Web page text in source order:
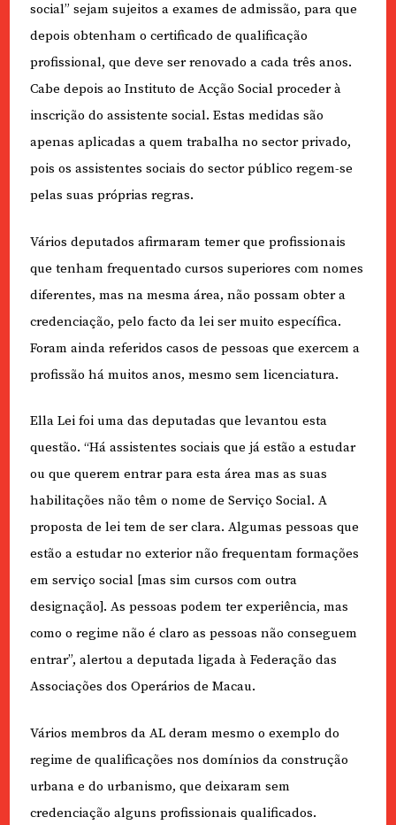
social” sejam sujeitos a exames de admissão, para que
depois obtenham o certificado de qualificação
profissional, que deve ser renovado a cada três anos.
Cabe depois ao Instituto de Acção Social proceder à
inscrição do assistente social. Estas medidas são
apenas aplicadas a quem trabalha no sector privado,
pois os assistentes sociais do sector público regem-se
pelas suas próprias regras.
Vários deputados afirmaram temer que profissionais
que tenham frequentado cursos superiores com nomes
diferentes, mas na mesma área, não possam obter a
credenciação, pelo facto da lei ser muito específica.
Foram ainda referidos casos de pessoas que exercem a
profissão há muitos anos, mesmo sem licenciatura.
Ella Lei foi uma das deputadas que levantou esta
questão. “Há assistentes sociais que já estão a estudar
ou que querem entrar para esta área mas as suas
habilitações não têm o nome de Serviço Social. A
proposta de lei tem de ser clara. Algumas pessoas que
estão a estudar no exterior não frequentam formações
em serviço social [mas sim cursos com outra
designação]. As pessoas podem ter experiência, mas
como o regime não é claro as pessoas não conseguem
entrar”, alertou a deputada ligada à Federação das
Associações dos Operários de Macau.
Vários membros da AL deram mesmo o exemplo do
regime de qualificações nos domínios da construção
urbana e do urbanismo, que deixaram sem
credenciação alguns profissionais qualificados.